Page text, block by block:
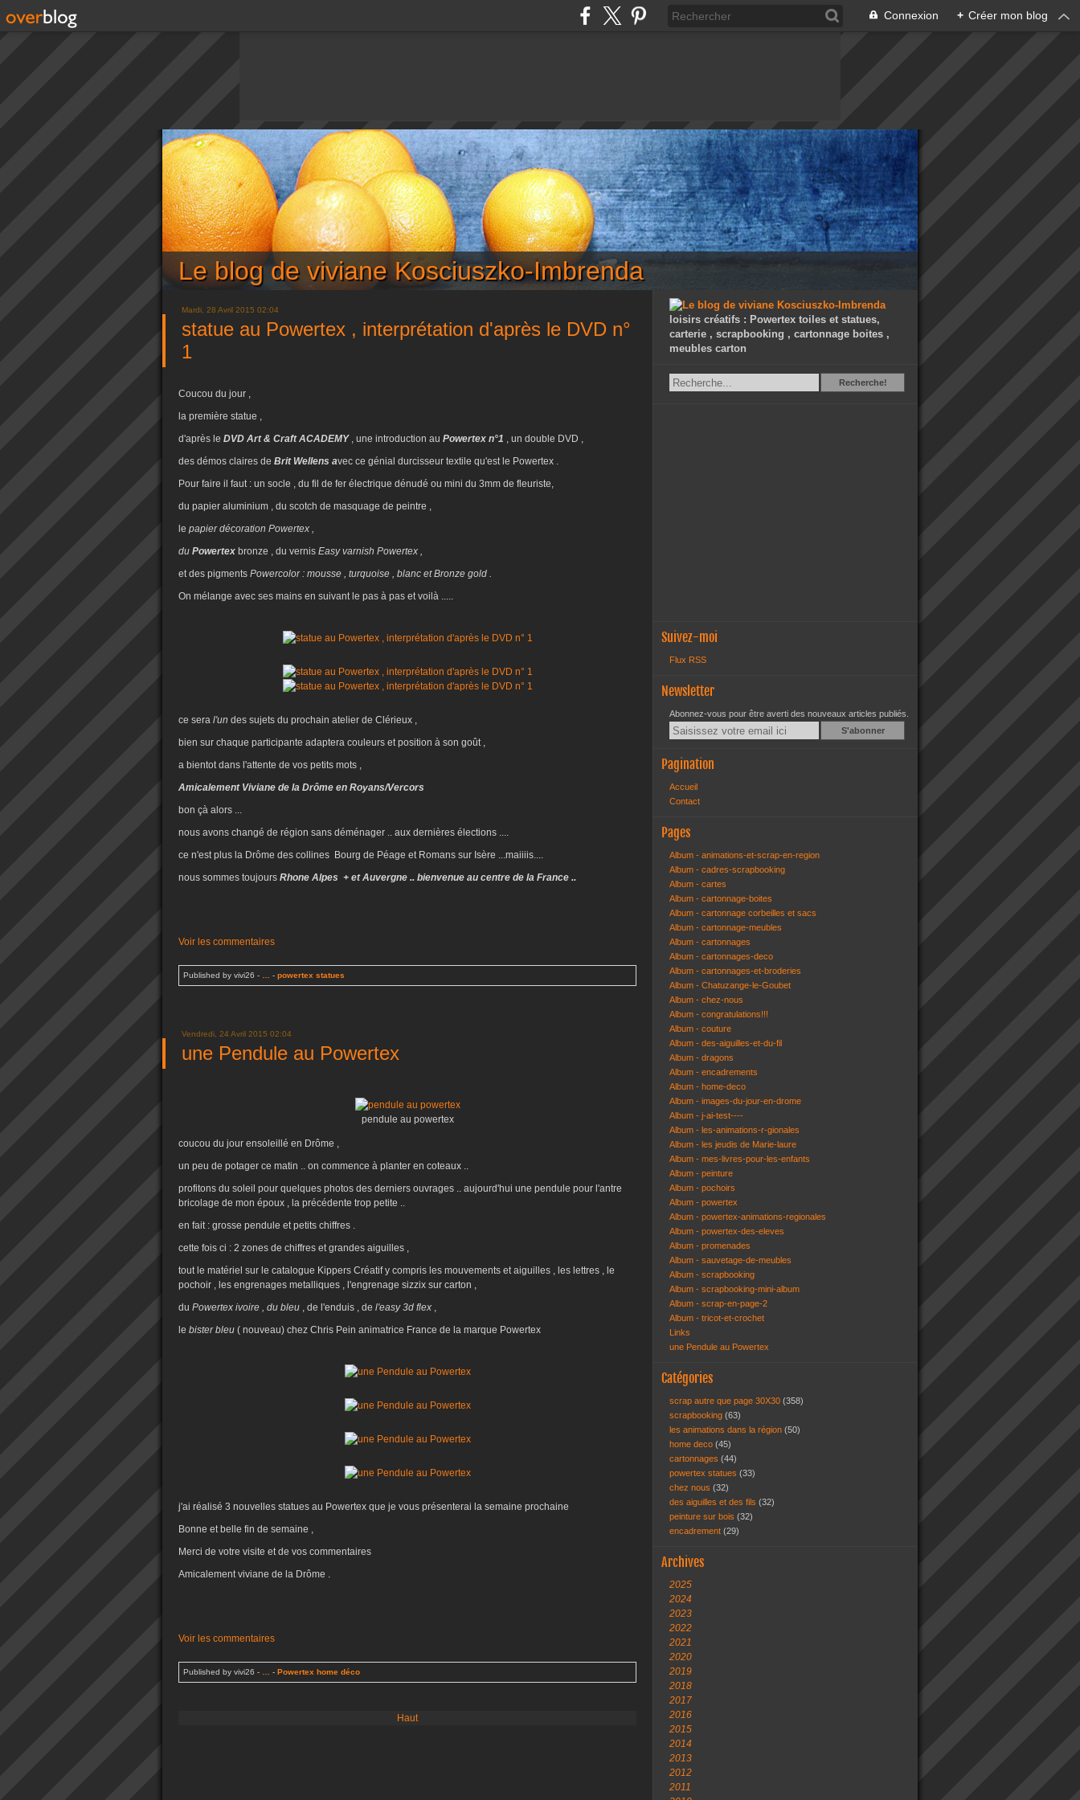
Connexion + Créer mon blog
Le blog de viviane Kosciuszko-Imbrenda
Mardi, 28 Avril 2015 02:04
statue au Powertex , interprétation d'après le DVD n°
1
Coucou du jour ,
la première statue ,
d'après le DVD Art & Craft ACADEMY , une introduction au Powertex n°1 , un double DVD ,
des démos claires de Brit Wellens avec ce génial durcisseur textile qu'est le Powertex .
Pour faire il faut : un socle , du fil de fer électrique dénudé ou mini du 3mm de fleuriste,
du papier aluminium , du scotch de masquage de peintre ,
le papier décoration Powertex ,
du Powertex bronze , du vernis Easy varnish Powertex ,
et des pigments Powercolor : mousse , turquoise , blanc et Bronze gold .
On mélange avec ses mains en suivant le pas à pas et voilà .....
ce sera l'un des sujets du prochain atelier de Clérieux ,
bien sur chaque participante adaptera couleurs et position à son goût ,
a bientot dans l'attente de vos petits mots ,
Amicalement Viviane de la Drôme en Royans/Vercors
bon çà alors ...
nous avons changé de région sans déménager .. aux dernières élections ....
ce n'est plus la Drôme des collines Bourg de Péage et Romans sur Isère ...maiiiis....
nous sommes toujours Rhone Alpes + et Auvergne .. bienvenue au centre de la France ..
Voir les commentaires
Published by vivi26 - - powertex statues
Vendredi, 24 Avril 2015 02:04
une Pendule au Powertex
pendule au powertex
coucou du jour ensoleillé en Drôme ,
un peu de potager ce matin .. on commence à planter en coteaux ..
profitons du soleil pour quelques photos des derniers ouvrages .. aujourd'hui une pendule pour l'antre
bricolage de mon époux , la précédente trop petite ..
en fait : grosse pendule et petits chiffres .
cette fois ci : 2 zones de chiffres et grandes aiguilles ,
tout le matériel sur le catalogue Kippers Créatif y compris les mouvements et aiguilles , les lettres , le
pochoir , les engrenages metalliques , l'engrenage sizzix sur carton ,
du Powertex ivoire , du bleu , de l'enduis , de l'easy 3d flex ,
le bister bleu ( nouveau) chez Chris Pein animatrice France de la marque Powertex
j'ai réalisé 3 nouvelles statues au Powertex que je vous présenterai la semaine prochaine
Bonne et belle fin de semaine ,
Merci de votre visite et de vos commentaires
Amicalement viviane de la Drôme .
Voir les commentaires
Published by vivi26 - - Powertex home déco
Haut
loisirs créatifs : Powertex toiles et statues,
carterie , scrapbooking , cartonnage boites ,
meubles carton
RechercheRecherche!
Suivez-moi
Flux RSS
Newsletter
Abonnez-vous pour être averti des nouveaux articles publiés.
Email
Pagination
Accueil
Contact
Pages
Album - animations-et-scrap-en-region
Album - cadres-scrapbooking
Album - cartes
Album - cartonnage-boites
Album - cartonnage corbeilles et sacs
Album - cartonnage-meubles
Album - cartonnages
Album - cartonnages-deco
Album - cartonnages-et-broderies
Album - Chatuzange-le-Goubet
Album - chez-nous
Album - congratulations!!!
Album - couture
Album - des-aiguilles-et-du-fil
Album - dragons
Album - encadrements
Album - home-deco
Album - images-du-jour-en-drome
Album - j-ai-test----
Album - les-animations-r-gionales
Album - les jeudis de Marie-laure
Album - mes-livres-pour-les-enfants
Album - peinture
Album - pochoirs
Album - powertex
Album - powertex-animations-regionales
Album - powertex-des-eleves
Album - promenades
Album - sauvetage-de-meubles
Album - scrapbooking
Album - scrapbooking-mini-album
Album - scrap-en-page-2
Album - tricot-et-crochet
Links
une Pendule au Powertex
Catégories
scrap autre que page 30X30 (358)
scrapbooking (63)
les animations dans la région (50)
home deco (45)
cartonnages (44)
powertex statues (33)
chez nous (32)
des aiguilles et des fils (32)
peinture sur bois (32)
encadrement (29)
Archives
2025
2024
2023
2022
2021
2020
2019
2018
2017
2016
2015
2014
2013
2012
2011